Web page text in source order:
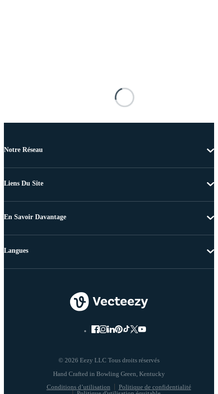
Notre Réseau
Liens Du Site
En Savoir Davantage
© 2026 Eezy LLC Tous droits réservés
Conditions d’utilisation
Politique de confidentialité
Langues